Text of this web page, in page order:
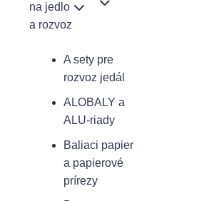
na jedlo
a rozvoz
A sety pre
rozvoz jedál
ALOBALY a
ALU-riady
Baliaci papier
a papierové
prírezy